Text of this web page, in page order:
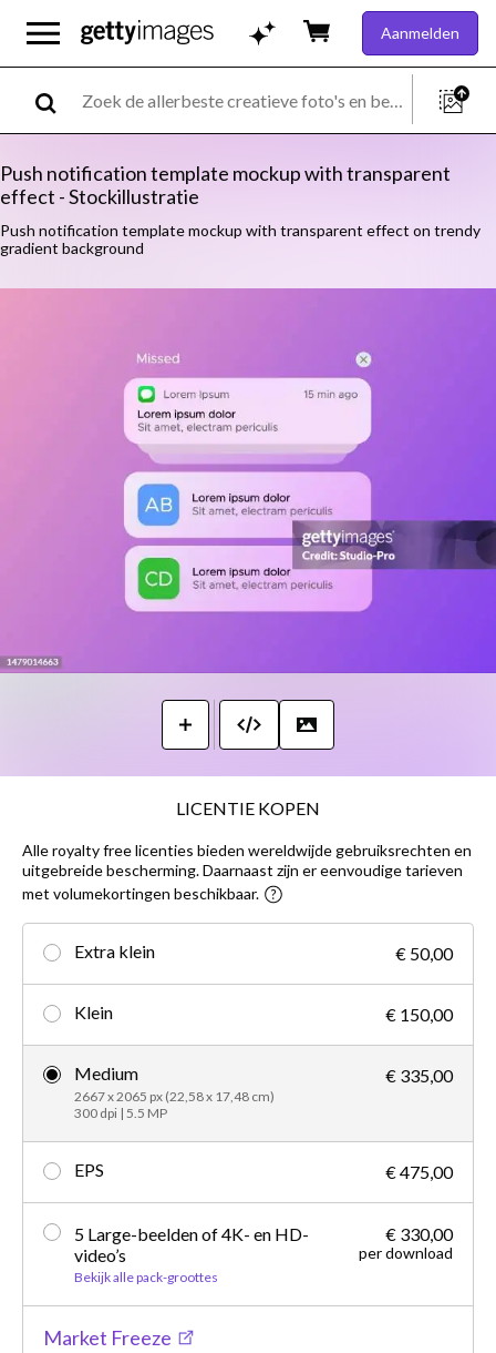
Aanmelden
Push notification template mockup with transparent
effect - Stockillustratie
Push notification template mockup with transparent effect on trendy
gradient background
LICENTIE KOPEN
Alle royalty free licenties bieden wereldwijde gebruiksrechten en
uitgebreide bescherming. Daarnaast zijn er eenvoudige tarieven
met volumekortingen beschikbaar.
Extra klein € 50,00
Klein € 150,00
Medium
2667 x 2065 px (22,58 x 17,48 cm)
300 dpi | 5.5 MP
€ 335,00
EPS € 475,00
5 Large-beelden of 4K- en HD-
video’s
Bekijk alle pack-groottes
€ 330,00
per download
Market Freeze